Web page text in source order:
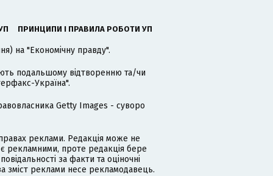
ПРИНЦИПИ І ПРАВИЛА РОБОТИ УП
на "Економічну правду".
подальшому відтворенню та/чи
Україна".
Getty Images - суворо
реклами. Редакція може не
рекламними, проте редакція бере
за факти та оціночні
зміст реклами несе рекламодавець.